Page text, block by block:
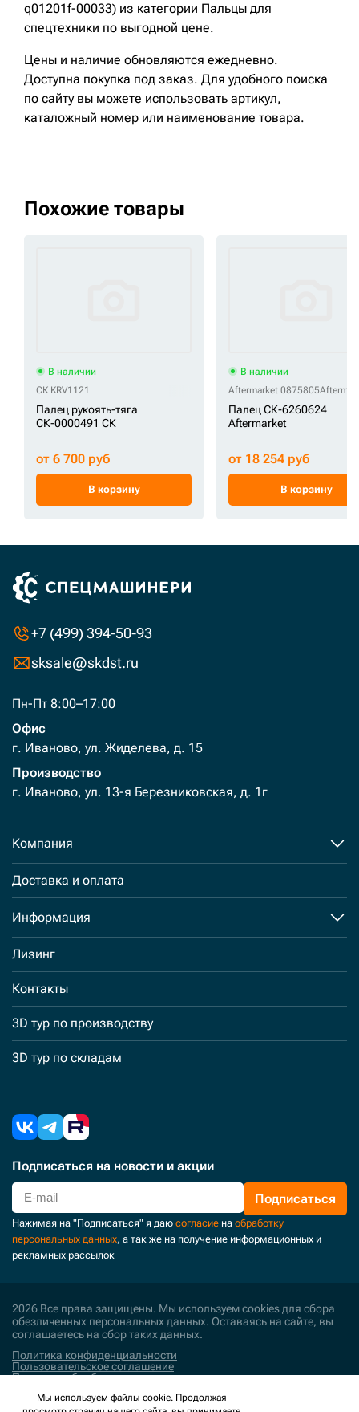
q01201f-00033) из категории Пальцы для
спецтехники по выгодной цене.
Цены и наличие обновляются ежедневно.
Доступна покупка под заказ. Для удобного поиска
по сайту вы можете использовать артикул,
каталожный номер или наименование товара.
Похожие товары
В наличии
СК KRV1121
Палец рукоять-тяга
СК-0000491 СК
от 6 700 руб
В корзину
В наличии
Aftermarket 0875805
Палец СК-6260624
Aftermarket
от 18 254 руб
В корзину
+7 (499) 394-50-93
sksale@skdst.ru
Пн-Пт 8:00–17:00
Офис
г. Иваново, ул. Жиделева, д. 15
Производство
г. Иваново, ул. 13-я Березниковская, д. 1г
Компания
Доставка и оплата
Информация
Лизинг
Контакты
3D тур по производству
3D тур по складам
Подписаться на новости и акции
Подписаться
Нажимая на "Подписаться" я даю согласие на обработку
персональных данных, а так же на получение информационных и
рекламных рассылок
2026 Все права защищены. Мы используем cookies для сбора
обезличенных персональных данных. Оставаясь на сайте, вы
соглашаетесь на сбор таких данных.
Политика конфиденциальности
Пользовательское соглашение
Политика обработки персональных данных
Мы используем файлы cookie. Продолжая